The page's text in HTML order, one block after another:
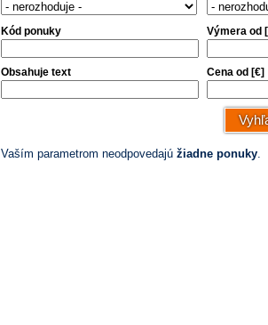
Kód ponuky Výmera od
Obsahuje text Cena od [€]
Vaším parametrom neodpovedajú žiadne ponuky.